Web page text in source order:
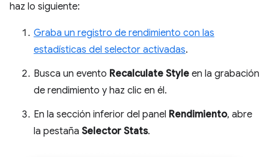
haz lo siguiente:
Graba un registro de rendimiento con las
estadísticas del selector activadas.
Busca un evento Recalculate Style en la grabación
de rendimiento y haz clic en él.
En la sección inferior del panel Rendimiento, abre
la pestaña Selector Stats.